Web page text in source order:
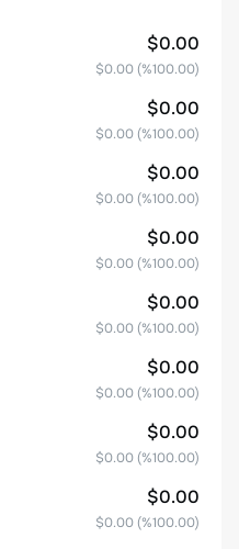
$0.00
$0.00 (%100.00)
$0.00
$0.00 (%100.00)
$0.00
$0.00 (%100.00)
$0.00
$0.00 (%100.00)
$0.00
$0.00 (%100.00)
$0.00
$0.00 (%100.00)
$0.00
$0.00 (%100.00)
$0.00
$0.00 (%100.00)